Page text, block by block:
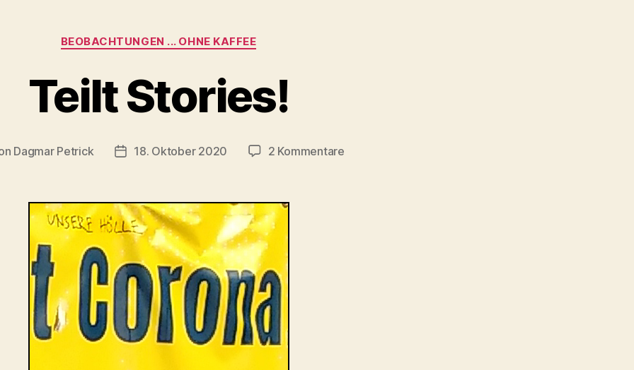
Kategorien
BEOBACHTUNGEN ... OHNE KAFFEE
Teilt Stories!
Dagmar Petrick Beitragsdatum
18. Oktober 2020 2 Kommentarezu